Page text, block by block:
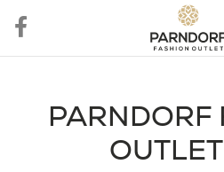
PARNDORF